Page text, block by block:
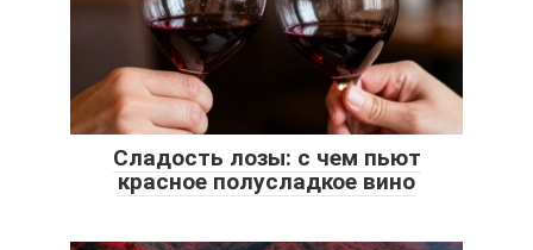
Сладость лозы: с чем пьют
красное полусладкое вино